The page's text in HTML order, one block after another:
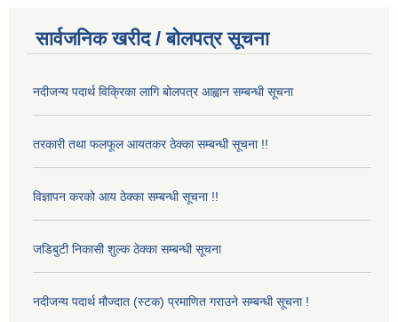
सार्वजनिक खरीद / बोलपत्र सूचना
नदीजन्य पदार्थ विक्रिका लागि बोलपत्र आह्वान सम्बन्धी सूचना
तरकारी तथा फलफूल आयतकर ठेक्का सम्बन्धी सूचना !!
विज्ञापन करको आय ठेक्का सम्बन्धी सूचना !!
जडिबुटी निकासी शुल्क ठेक्का सम्बन्धी सूचना
नदीजन्य पदार्थ मौज्दात (स्टक) प्रमाणित गराउने सम्बन्धी सूचना !